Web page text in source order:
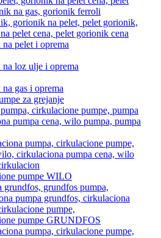
pelet i oprema
loz ulje i oprema
gas i oprema
za grejanje
pumpe WILO
pumpe GRUNDFOS